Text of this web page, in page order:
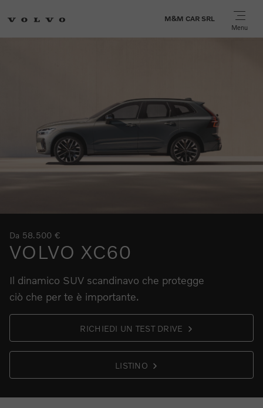
M&M CAR SRL
Menu
Da 58.500 €
VOLVO XC60
Il dinamico SUV scandinavo che protegge
ciò che per te è importante.
RICHIEDI UN TEST DRIVE
LISTINO